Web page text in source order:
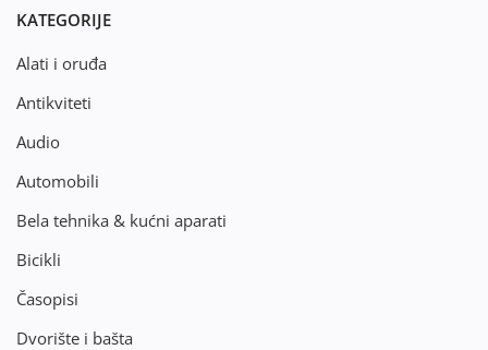
KATEGORIJE
Alati i oruđa
Antikviteti
Audio
Automobili
Bela tehnika & kućni aparati
Bicikli
Časopisi
Dvorište i bašta